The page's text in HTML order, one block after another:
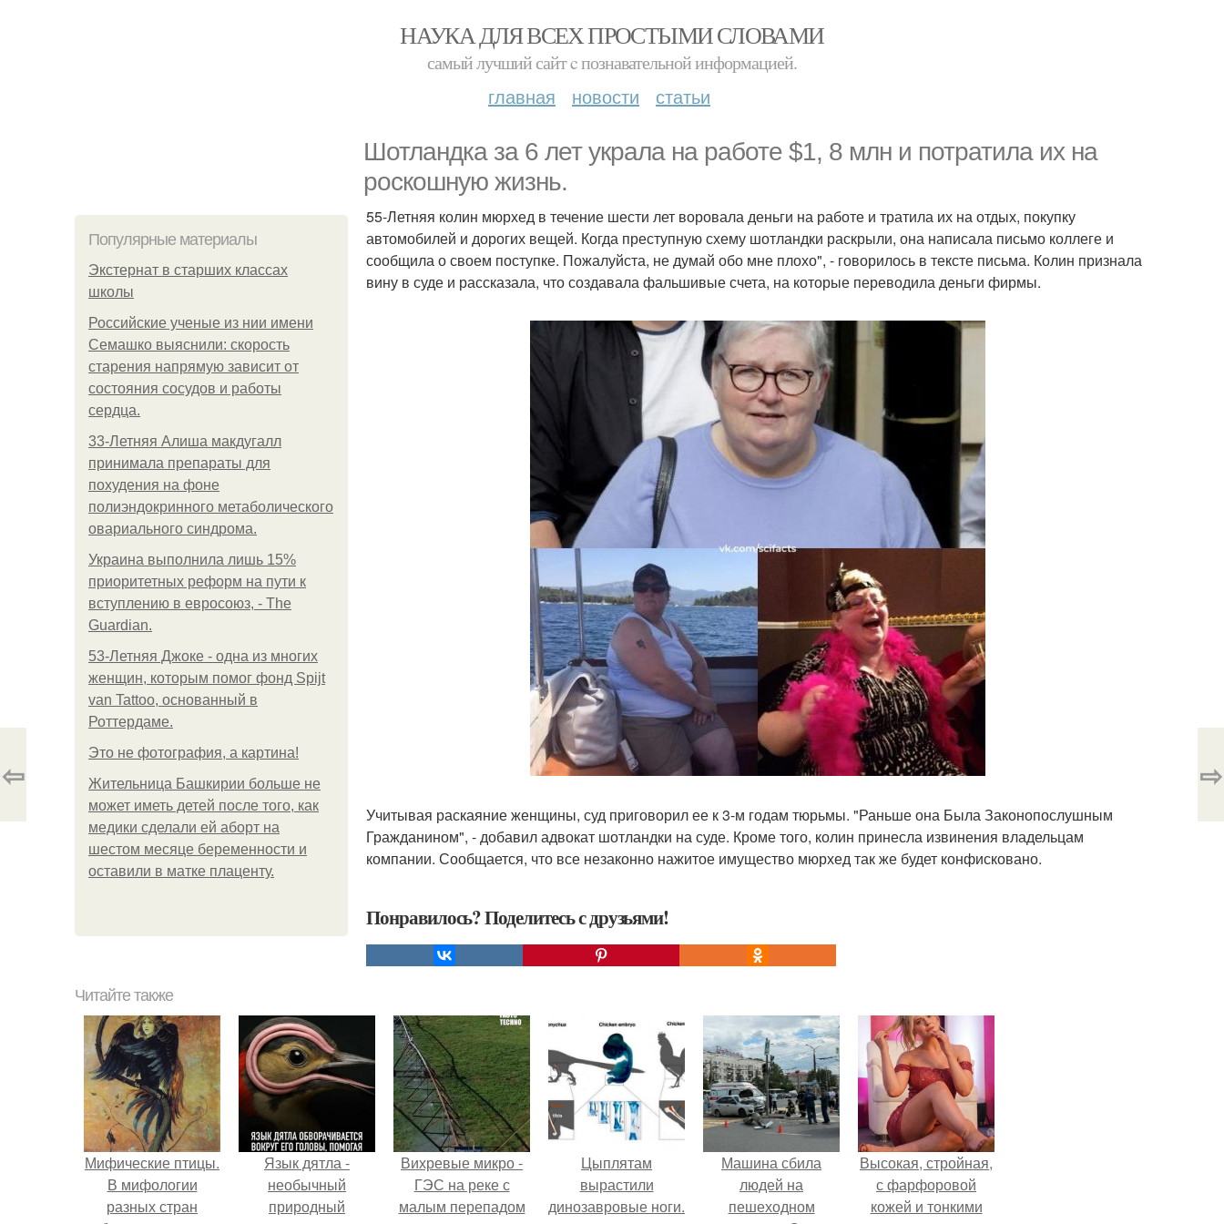
НАУКА ДЛЯ ВСЕХ ПРОСТЫМИ СЛОВАМИ
самый лучший сайт c познавательной информацией.
главная новости статьи
Шотландка за 6 лет украла на работе $1, 8 млн и потратила их на
роскошную жизнь.
Популярные материалы
Экстернат в старших классах
школы
Российские ученые из нии имени
Семашко выяснили: скорость
старения напрямую зависит от
состояния сосудов и работы
сердца.
33-Летняя Алиша макдугалл
принимала препараты для
похудения на фоне
полиэндокринного метаболического
овариального синдрома.
Украина выполнила лишь 15%
приоритетных реформ на пути к
вступлению в евросоюз, - The
Guardian.
53-Летняя Джоке - одна из многих
женщин, которым помог фонд Spijt
van Tattoo, основанный в
Роттердаме.
Это не фотография, а картина!
Жительница Башкирии больше не
может иметь детей после того, как
медики сделали ей аборт на
шестом месяце беременности и
оставили в матке плаценту.
55-Летняя колин мюрхед в течение шести лет воровала деньги на работе и тратила их на отдых, покупку
автомобилей и дорогих вещей. Когда преступную схему шотландки раскрыли, она написала письмо коллеге и
сообщила о своем поступке. Пожалуйста, не думай обо мне плохо", - говорилось в тексте письма. Колин признала
вину в суде и рассказала, что создавала фальшивые счета, на которые переводила деньги фирмы.
Учитывая раскаяние женщины, суд приговорил ее к 3-м годам тюрьмы. "Раньше она Была Законопослушным
Гражданином", - добавил адвокат шотландки на суде. Кроме того, колин принесла извинения владельцам
компании. Сообщается, что все незаконно нажитое имущество мюрхед так же будет конфисковано.
Понравилось? Поделитесь с друзьями!
⇦ ⇨
Читайте также
Мифические птицы.
В мифологии
разных стран
Язык дятла -
необычный
природный
Вихревые микро -
ГЭС на реке с
малым перепадом
Цыплятам
вырастили
динозавровые ноги.
Машина сбила
людей на
пешеходном
Высокая, стройная,
с фарфоровой
кожей и тонкими